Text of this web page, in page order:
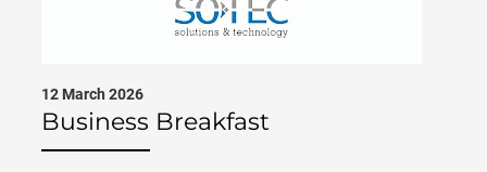
12 March 2026
Business Breakfast